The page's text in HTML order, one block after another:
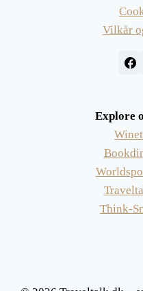
Vilkår
Explore
Think-